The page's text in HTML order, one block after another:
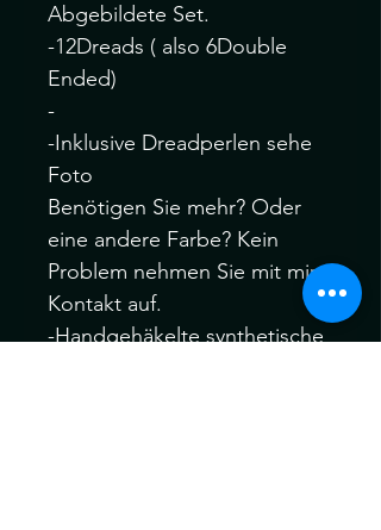
Abgebildete Set.
-12Dreads ( also 6Double
Ended)
-
-Inklusive Dreadperlen sehe
Foto
Benötigen Sie mehr? Oder
eine andere Farbe? Kein
Problem nehmen Sie mit mir
Kontakt auf.
-Handgehäkelte synthetische